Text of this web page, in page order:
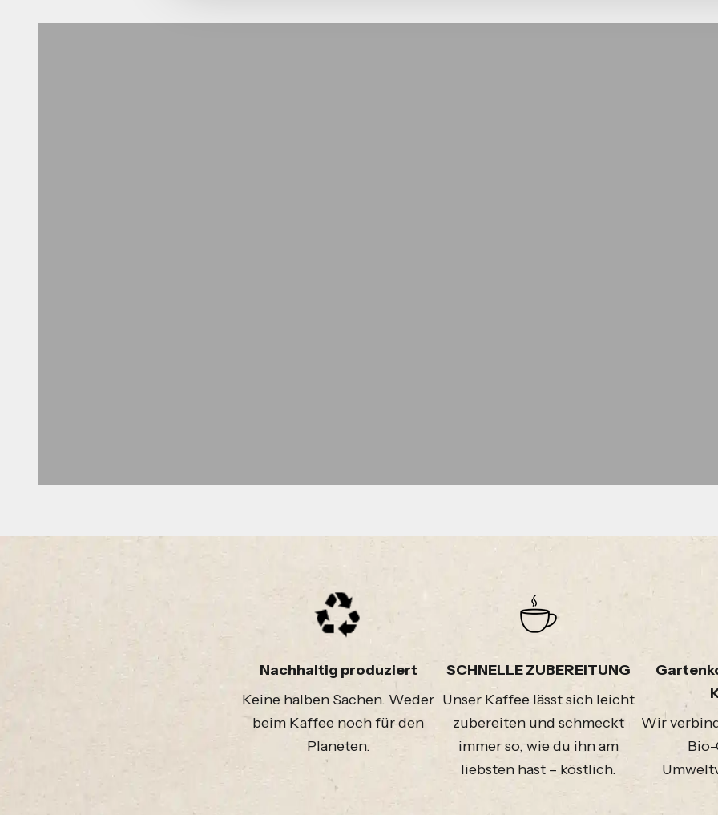
Nachhaltig produziert
Keine halben Sachen. Weder
beim Kaffee noch für den
Planeten.
SCHNELLE ZUBEREITUNG
Unser Kaffee lässt sich leicht
zubereiten und schmeckt
immer so, wie du ihn am
liebsten hast – köstlich.
Wir